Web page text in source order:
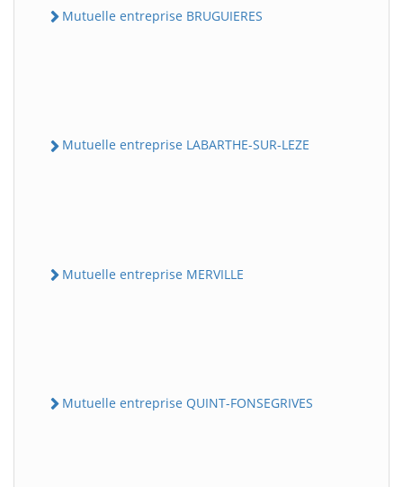
Mutuelle entreprise BRUGUIERES
Mutuelle entreprise LABARTHE-SUR-LEZE
Mutuelle entreprise MERVILLE
Mutuelle entreprise QUINT-FONSEGRIVES